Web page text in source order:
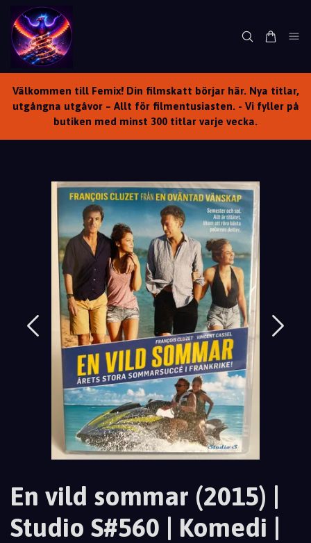
Välkommen till Femix! Din filmskatt börjar här. Nya titlar,
utgångna utgåvor – Allt för filmentusiasten. - Vi fyller på
butiken med minst 300 titlar varje vecka.
En vild sommar (2015) |
Studio S#560 | Komedi |